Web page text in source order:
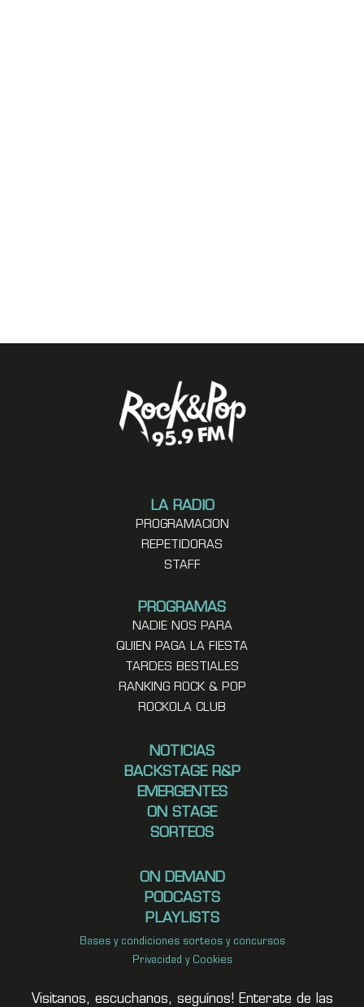
LA RADIO
PROGRAMACION
REPETIDORAS
STAFF
PROGRAMAS
NADIE NOS PARA
QUIEN PAGA LA FIESTA
TARDES BESTIALES
RANKING ROCK & POP
ROCKOLA CLUB
NOTICIAS
BACKSTAGE R&P
EMERGENTES
ON STAGE
SORTEOS
ON DEMAND
PODCASTS
PLAYLISTS
Bases y condiciones sorteos y concursos
Privacidad y Cookies
Visitanos, escuchanos, seguínos! Enterate de las